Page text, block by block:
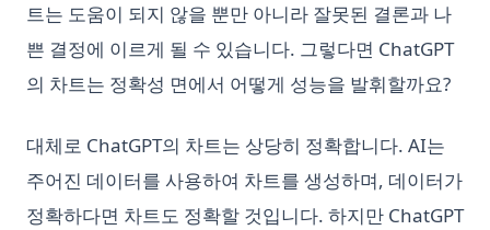
트는 도움이 되지 않을 뿐만 아니라 잘못된 결론과 나
쁜 결정에 이르게 될 수 있습니다. 그렇다면 ChatGPT
의 차트는 정확성 면에서 어떻게 성능을 발휘할까요?
대체로 ChatGPT의 차트는 상당히 정확합니다. AI는
주어진 데이터를 사용하여 차트를 생성하며, 데이터가
정확하다면 차트도 정확할 것입니다. 하지만 ChatGPT